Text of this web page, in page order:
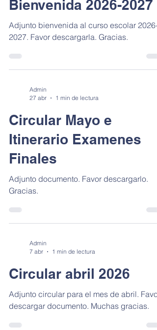
Bienvenida 2026-2027
Adjunto bienvenida al curso escolar 2026-
2027. Favor descargarla. Gracias.
Admin
27 abr
1 min de lectura
Circular Mayo e
Itinerario Examenes
Finales
Adjunto documento. Favor descargarlo.
Gracias.
Admin
7 abr
1 min de lectura
Circular abril 2026
Adjunto circular para el mes de abril. Favor
descargar documento. Muchas gracias.